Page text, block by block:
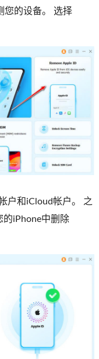
您的设备。 选择
户和iCloud帐户。 之
的iPhone中删除